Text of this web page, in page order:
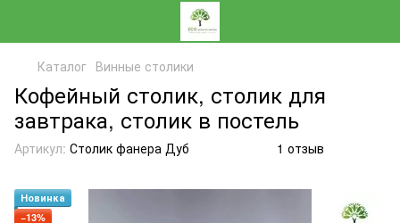
Каталог Винные столики
Кофейный столик, столик для
завтрака, столик в постель
Артикул: Столик фанера Дуб 1 отзыв
Новинка
−13%